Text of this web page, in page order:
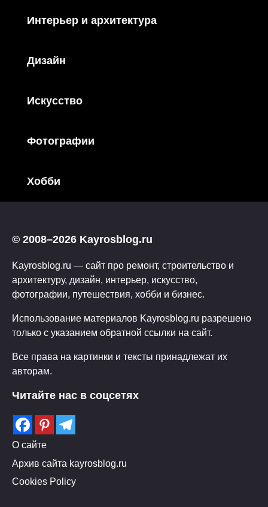
Интерьер и архитектура
Дизайн
Искусство
Фотографии
Хобби
© 2008–2026 Kayrosblog.ru
Kayrosblog.ru — сайт про ремонт, строительство и
архитектуру, дизайн, интерьер, искусство,
фотографии, путешествия, хобби и бизнес.
Использование материалов Kayrosblog.ru разрешено
только с указанием обратной ссылки на сайт.
Все права на картинки и тексты принадлежат их
авторам.
Читайте нас в соцсетях
О сайте
Архив сайта kayrosblog.ru
Cookies Policy